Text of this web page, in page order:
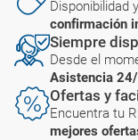
Disponibilidad
confirmación
Siempre
Desde el
Asistencia
Ofertas y
Encuentra tu
mejores